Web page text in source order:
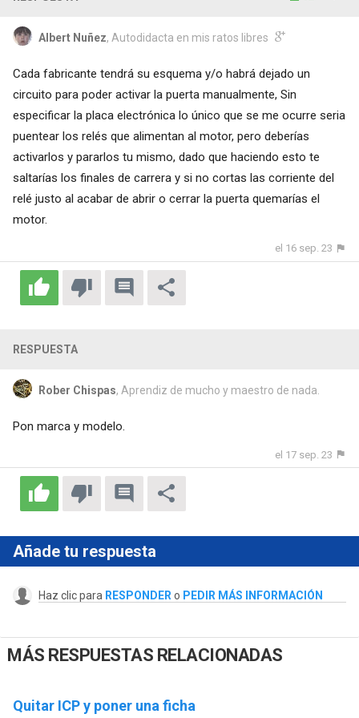
Albert Nuñez, Autodidacta en mis ratos libres
Cada fabricante tendrá su esquema y/o habrá dejado un
circuito para poder activar la puerta manualmente, Sin
especificar la placa electrónica lo único que se me ocurre seria
puentear los relés que alimentan al motor, pero deberías
activarlos y pararlos tu mismo, dado que haciendo esto te
saltarías los finales de carrera y si no cortas las corriente del
relé justo al acabar de abrir o cerrar la puerta quemarías el
motor.
el 16 sep. 23
RESPUESTA
Rober Chispas, Aprendiz de mucho y maestro de nada.
Pon marca y modelo.
el 17 sep. 23
Añade tu respuesta
Haz clic para RESPONDER o PEDIR MÁS INFORMACIÓN
MÁS RESPUESTAS RELACIONADAS
Quitar ICP y poner una ficha